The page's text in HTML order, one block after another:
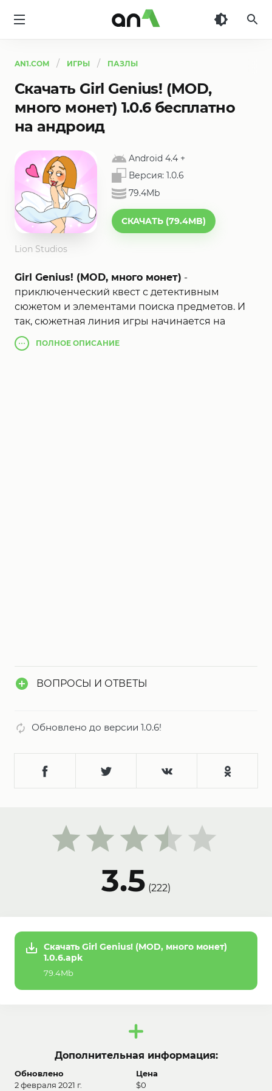
AN1.COM ИГРЫ ПАЗЛЫ
Скачать Girl Genius! (MOD,
много монет) 1.0.6 бесплатно
на андроид
Android 4.4 +
Версия: 1.0.6
79.4Mb
СКАЧАТЬ (79.4MB)
Lion Studios
Girl Genius! (MOD, много монет) -
приключенческий квест с детективным
сюжетом и элементами поиска предметов. И
так, сюжетная линия игры начинается на
свадьбе, где вам нужно узнать, изменяет ли
ваш партнер вам. Вам конечно же ничего не
ПОЛНОЕ ОПИСАНИЕ
ВОПРОСЫ И ОТВЕТЫ
Обновлено до версии 1.0.6!
3.5 (222)
Скачать Girl Genius! (MOD, много монет)
1.0.6.apk
79.4Mb
Дополнительная информация:
Обновлено
2 февраля 2021 г.
Цена
$0